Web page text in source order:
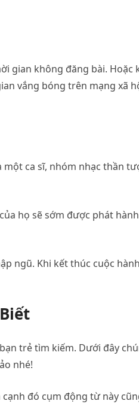
gian không đăng bài. Hoặc
vắng bóng trên mạng xã
ca sĩ, nhóm nhạc thần
họ sẽ sớm được phát
ngũ. Khi kết thúc cuộc hành
trẻ tìm kiếm. Dưới đây
nhé!
đó cụm động từ này